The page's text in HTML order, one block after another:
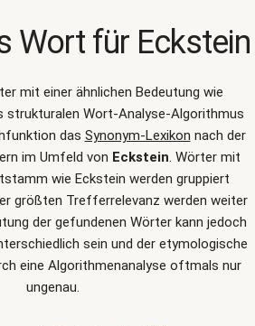
Wort für Eckstein
mit einer ähnlichen Bedeutung wie
strukturalen Wort-Analyse-Algorithmus
das Synonym-Lexikon nach der
im Umfeld von Eckstein. Wörter mit
wie Eckstein werden gruppiert
größten Trefferrelevanz werden weiter
der gefundenen Wörter kann jedoch
sein und der etymologische
eine Algorithmenanalyse oftmals nur
ungenau.